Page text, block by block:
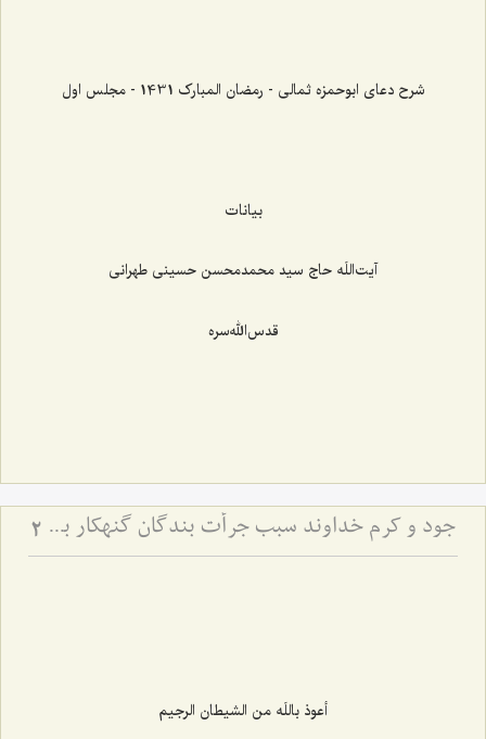
شرح دعای ابوحمزه ثمالی - رمضان المبارک 1431 - مجلس اول
بیانات
آیت‌اللَه حاج سید محمدمحسن حسینی طهرانی
قدس‌الله‌سره
جود و کرم خداوند سبب جرأت بندگان گنهکار بر تقاضاکردن از او 2
أعوذ باللَه من الشیطان الرجیم‌